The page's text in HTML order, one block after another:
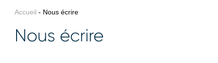
Accueil - Nous écrire
Nous écrire